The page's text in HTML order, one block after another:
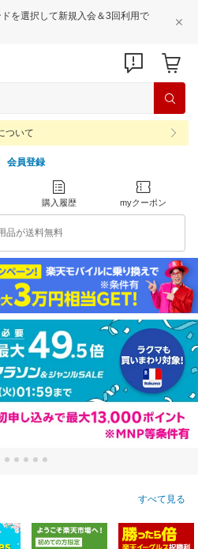
を選択して新規入会＆3回利用で
ついて
会員登録
購入履歴 myクーポン
品が送料無料
すべて見る